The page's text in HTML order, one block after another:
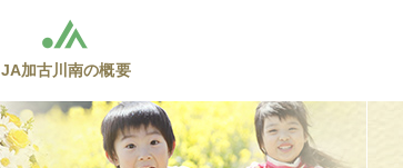
JA加古川南の概要